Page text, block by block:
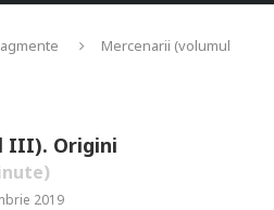
Mercenarii (volumul
III). Origini
2019